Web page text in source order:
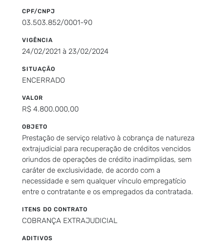
CPF/CNPJ
03.503.852/0001-90
VIGÊNCIA
24/02/2021 à 23/02/2024
SITUAÇÃO
ENCERRADO
VALOR
R$ 4.800.000,00
OBJETO
Prestação de serviço relativo à cobrança de natureza
extrajudicial para recuperação de créditos vencidos
oriundos de operações de crédito inadimplidas, sem
caráter de exclusividade, de acordo com a
necessidade e sem qualquer vínculo empregatício
entre o contratante e os empregados da contratada.
ITENS DO CONTRATO
COBRANÇA EXTRAJUDICIAL
ADITIVOS